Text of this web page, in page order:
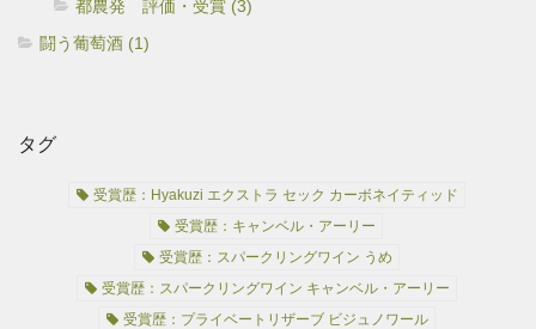
都農発 評価・受賞 (3)
闘う葡萄酒 (1)
タグ
受賞歴：Hyakuzi エクストラ セック カーボネイティッド
受賞歴：キャンベル・アーリー
受賞歴：スパークリングワイン うめ
受賞歴：スパークリングワイン キャンベル・アーリー
受賞歴：プライベートリザーブ ビジュノワール